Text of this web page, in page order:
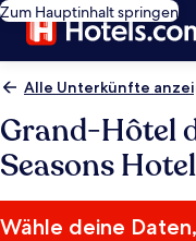
Zum Hauptinhalt springen
Alle Unterkünfte
Grand-Hôtel
Seasons Hotel
Wähle deine